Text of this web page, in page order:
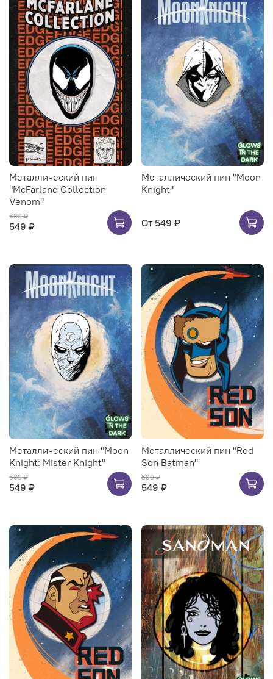
Металлический пин
"McFarlane Collection
Venom"
600 ₽
549 ₽
Металлический пин "Moon
Knight"
От 549 ₽
Металлический пин "Moon
Knight: Mister Knight"
600 ₽
549 ₽
Металлический пин "Red
Son Batman"
600 ₽
549 ₽